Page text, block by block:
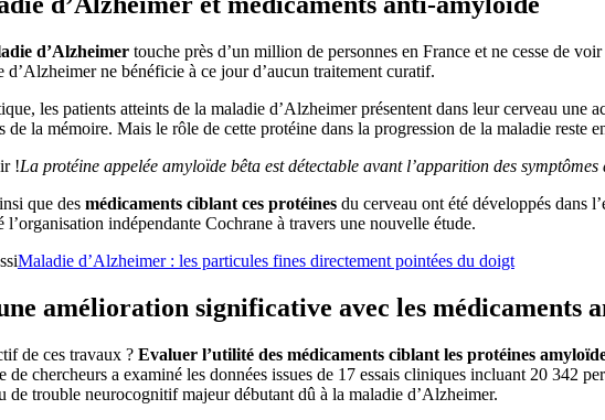
d’Alzheimertouche près d’un million de personnes en France et ne cesse de
d’Alzheimer ne bénéficie à ce jour d’aucun traitement curatif.
les patients atteints de la maladie d’Alzheimer présentent dans leur cerveau une
de la mémoire. Mais le rôle de cette protéine dans la progression de la maladie reste
!La protéine appelée amyloïde bêta est détectable avant l’apparition des
que des médicaments ciblant ces protéinesdu cerveau ont été développés dans
l’organisation indépendante Cochrane à travers une nouvelle étude.
Maladie d’Alzheimer : les particules fines directement pointées du doigt
amélioration significative avec les médicaments
de ces travaux ? Evaluer l’utilité des médicaments ciblant les protéines
de chercheurs a examiné les données issues de 17 essais cliniques incluant 20 342
de trouble neurocognitif majeur débutant dû à la maladie d’Alzheimer.